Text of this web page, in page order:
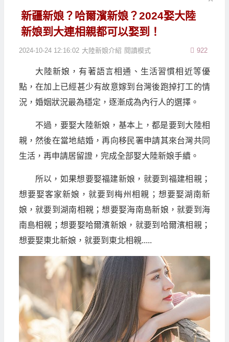
新疆新娘？哈爾濱新娘？2024娶大陸
新娘到大連相親都可以娶到！
2024-10-24 12:16:02 大陸新娘介紹 922
閱讀模式
大陸新娘，有著語言相通、生活習慣相近等優
點，在加上已經甚少有故意嫁到台灣後跑掉打工的情
況，婚姻狀況最為穩定，逐漸成為內行人的選擇。
不過，要娶大陸新娘，基本上，都是要到大陸相
親，然後在當地結婚，再向移民署申請其來台灣共同
生活，再申請居留證，完成全部娶大陸新娘手續。
所以，如果想要娶福建新娘，就要到福建相親；
想要娶客家新娘，就要到梅州相親；想要娶湖南新
娘，就要到湖南相親；想要娶海南島新娘，就要到海
南島相親；想要娶哈爾濱新娘，就要到哈爾濱相親；
想要娶東北新娘，就要到東北相親.....